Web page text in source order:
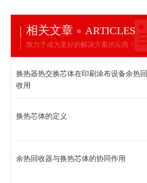
相关文章 ARTICLES
致力于成为更好的解决方案供应商！
换热器热交换芯体在印刷涂布设备余热回
收用
换热芯体的定义
余热回收器与换热芯体的协同作用